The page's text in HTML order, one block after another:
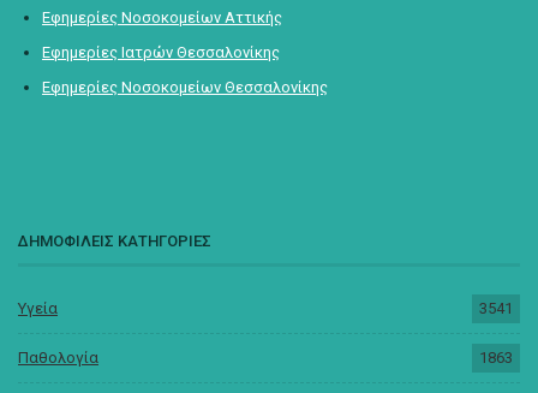
Εφημερίες Νοσοκομείων Αττικής
Εφημερίες Ιατρών Θεσσαλονίκης
Εφημερίες Νοσοκομείων Θεσσαλονίκης
ΔΗΜΟΦΙΛΕΙΣ ΚΑΤΗΓΟΡΙΕΣ
Υγεία 3541
Παθολογία 1863